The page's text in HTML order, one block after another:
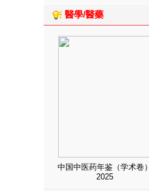
醫學/醫藥
中国中医药年鉴（学术卷）
2025